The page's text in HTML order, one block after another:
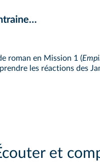
roman en Mission 1 (
les réactions des
et